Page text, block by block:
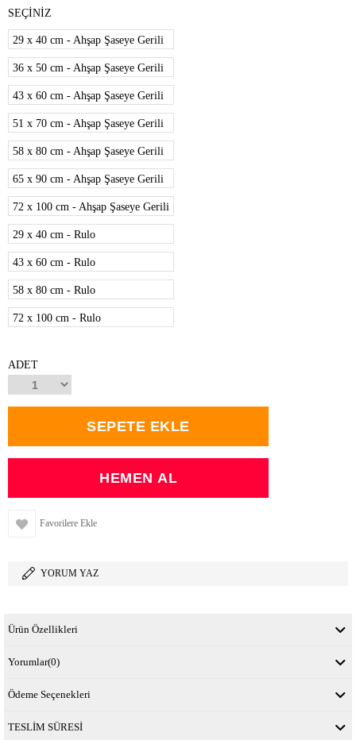
SEÇİNİZ
29 x 40 cm - Ahşap Şaseye Gerili
36 x 50 cm - Ahşap Şaseye Gerili
43 x 60 cm - Ahşap Şaseye Gerili
51 x 70 cm - Ahşap Şaseye Gerili
58 x 80 cm - Ahşap Şaseye Gerili
65 x 90 cm - Ahşap Şaseye Gerili
72 x 100 cm - Ahşap Şaseye Gerili
29 x 40 cm - Rulo
43 x 60 cm - Rulo
58 x 80 cm - Rulo
72 x 100 cm - Rulo
ADET
Favorilere Ekle
YORUM YAZ
Ürün Özellikleri
Yorumlar(0)
Ödeme Seçenekleri
TESLİM SÜRESİ